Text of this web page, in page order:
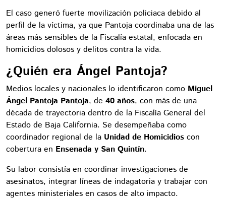
El caso generó fuerte movilización policiaca debido al
perfil de la víctima, ya que Pantoja coordinaba una de las
áreas más sensibles de la Fiscalía estatal, enfocada en
homicidios dolosos y delitos contra la vida.
¿Quién era Ángel Pantoja?
Medios locales y nacionales lo identificaron como Miguel
Ángel Pantoja Pantoja, de 40 años, con más de una
década de trayectoria dentro de la Fiscalía General del
Estado de Baja California. Se desempeñaba como
coordinador regional de la Unidad de Homicidios con
cobertura en Ensenada y San Quintín.
Su labor consistía en coordinar investigaciones de
asesinatos, integrar líneas de indagatoria y trabajar con
agentes ministeriales en casos de alto impacto.